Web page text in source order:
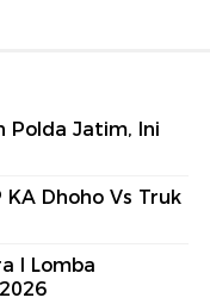
Polda Jatim, Ini
Dhoho Vs Truk
I Lomba